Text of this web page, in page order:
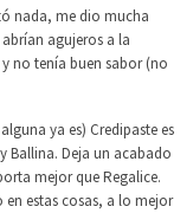
nada, me dio mucha
agujeros a la
no tenía buen sabor (no
ya es) Credipaste es
Ballina. Deja un acabado
mejor que Regalice.
en estas cosas, a lo mejor